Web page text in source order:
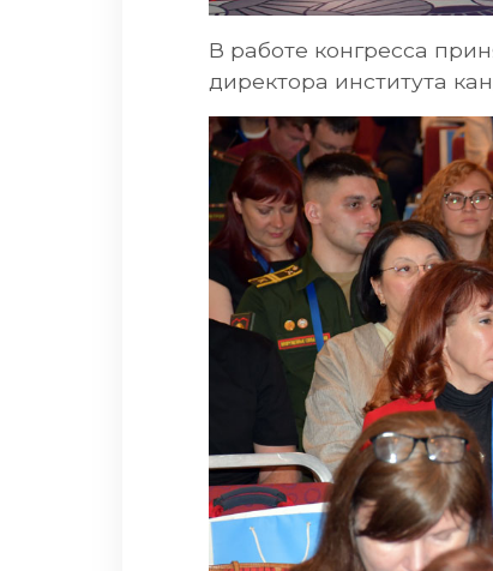
В работе конгресса
директора института